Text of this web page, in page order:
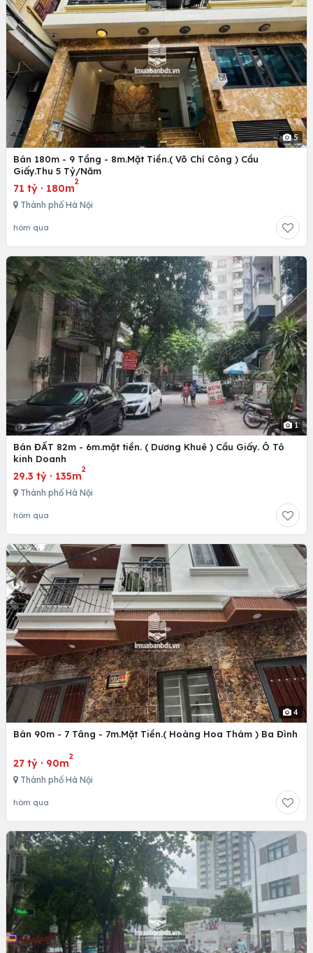
5
Bán 180m - 9 Tầng - 8m.Mặt Tiền.( Võ Chí Công ) Cầu
Giấy.Thu 5 Tỷ/Năm
71 tỷ · 180m
2
Thành phố Hà Nội
hôm qua
1
Bán ĐẤT 82m - 6m.mặt tiền. ( Dương Khuê ) Cầu Giấy. Ô Tô
kinh Doanh
29.3 tỷ · 135m
2
Thành phố Hà Nội
hôm qua
4
Bán 90m - 7 Tâng - 7m.Mặt Tiền.( Hoàng Hoa Thám ) Ba Đình
27 tỷ · 90m
2
Thành phố Hà Nội
hôm qua